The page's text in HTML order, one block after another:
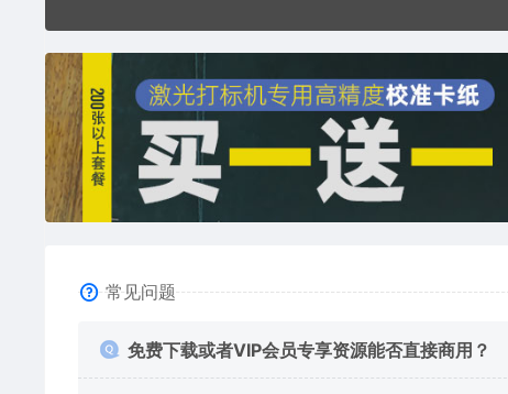
常见问题
免费下载或者VIP会员专享资源能否直接商用？